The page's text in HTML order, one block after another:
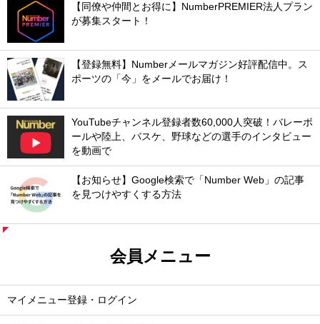
【同僚や仲間とお得に】NumberPREMIER法人プラン
が募集スタート！
【登録無料】Numberメールマガジン好評配信中。ス
ポーツの「今」をメールでお届け！
YouTubeチャンネル登録者数60,000人突破！バレーボ
ールや陸上、バスケ、野球などの選手のインタビュー
を動画で
【お知らせ】Google検索で「Number Web」の記事
を見つけやすくする方法
会員メニュー
マイメニュー登録・ログイン